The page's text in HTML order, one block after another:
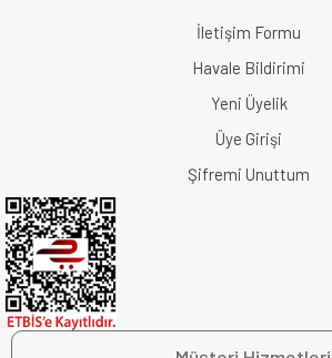
İletişim Formu
Havale Bildirimi
Yeni Üyelik
Üye Girişi
Şifremi Unuttum